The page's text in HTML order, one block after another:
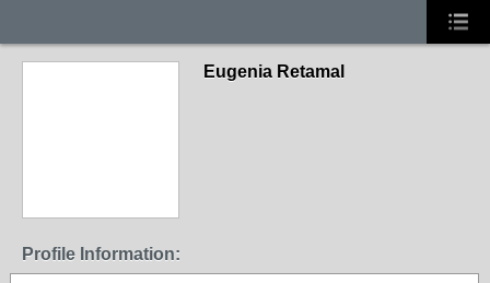
Eugenia Retamal
Profile Information: